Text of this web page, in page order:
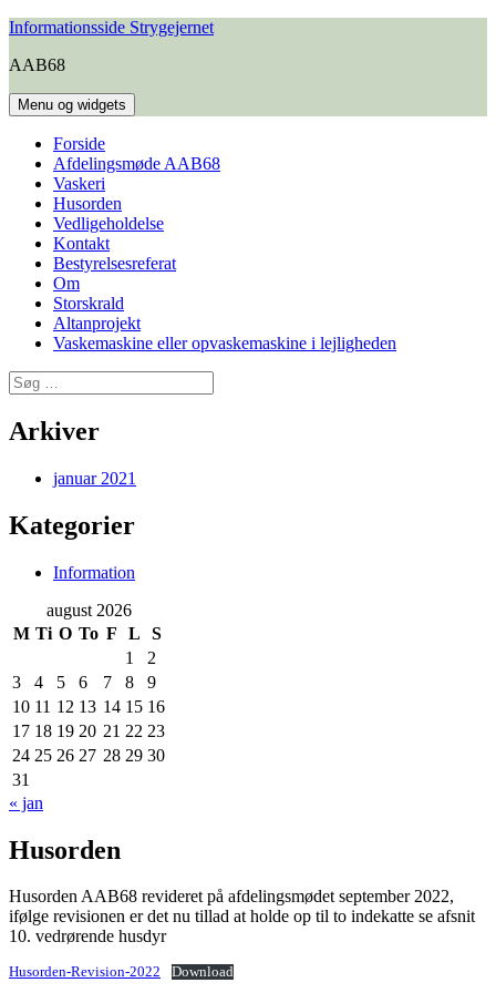
Hop
indhold
Informationsside Strygejernet
AAB68
Menu og widgets
Forside
Afdelingsmøde AAB68
Vaskeri
Husorden
Vedligeholdelse
Kontakt
Bestyrelsesreferat
Om
Storskrald
Altanprojekt
Vaskemaskine eller opvaskemaskine i lejligheden
Søg
efter:
Arkiver
januar 2021
Kategorier
Information
august 2026
M Ti O To F L
S
1
2
3
4 5 6 7 8
9
10 11 12 13 14 15 16
17 18 19 20 21 22 23
24 25 26 27 28 29 30
31
« jan
Husorden
Husorden AAB68 revideret på afdelingsmødet september 2022,
ifølge revisionen er det nu tillad at holde op til to indekatte se afsnit
10. vedrørende husdyr
Husorden-Revision-2022 Download